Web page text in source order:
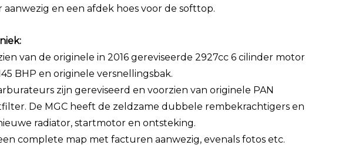
aanwezig en een afdek hoes voor de softtop.
van de originele in 2016 gereviseerde 2927cc 6 cilinder motor
BHP en originele versnellingsbak.
zijn gereviseerd en voorzien van originele PAN
De MGC heeft de zeldzame dubbele rembekrachtigers en
radiator, startmotor en ontsteking.
complete map met facturen aanwezig, evenals fotos etc.